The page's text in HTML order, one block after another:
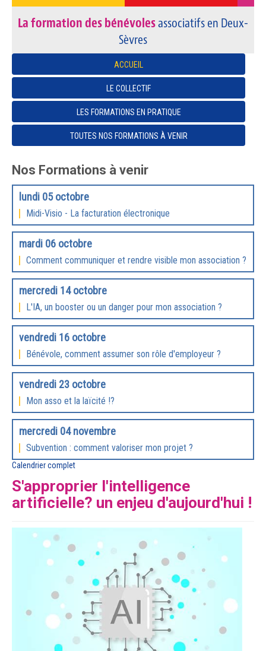
La formation des bénévolesassociatifs en Deux-
Sèvres
ACCUEIL
LE COLLECTIF
LES FORMATIONS EN PRATIQUE
TOUTES NOS FORMATIONS À VENIR
Nos Formations à venir
lundi 05 octobre
Midi-Visio - La facturation électronique
mardi 06 octobre
Comment communiquer et rendre visible mon association ?
mercredi 14 octobre
L'IA, un booster ou un danger pour mon association ?
vendredi 16 octobre
Bénévole, comment assumer son rôle d'employeur ?
vendredi 23 octobre
Mon asso et la laïcité !?
mercredi 04 novembre
Subvention : comment valoriser mon projet ?
Calendrier complet
S'approprier l'intelligence
artificielle? un enjeu d'aujourd'hui !